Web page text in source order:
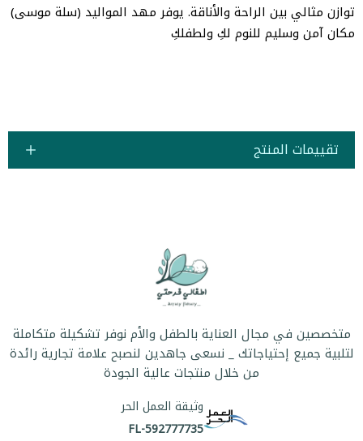
توازن مثالي بين الراحة والأناقة. يوفر مهد المواليد (سلة موسى)
مكان آمن وسليم للنوم لكِ ولطفلكِ
تقييمات المنتج
متخصصين في مجال العناية بالطفل والأم نوفر تشكيلة متكاملة
لتلبية جميع إحتياجاتك _ نسعى جاهدين لنصبح علامة تجارية رائدة
من خلال منتجات عالية الجودة
وثيقة العمل الحر
FL-592777735